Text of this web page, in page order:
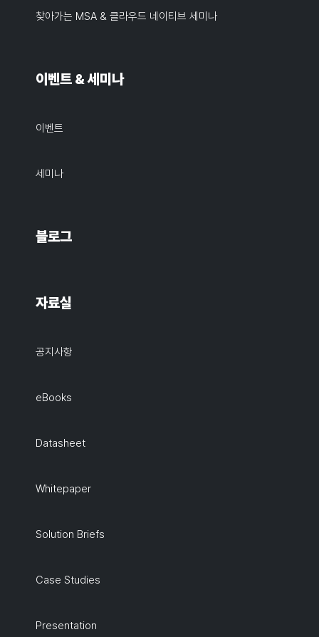
찾아가는 MSA & 클라우드 네이티브 세미나
이벤트 & 세미나
이벤트
세미나
블로그
자료실
공지사항
eBooks
Datasheet
Whitepaper
Solution Briefs
Case Studies
Presentation